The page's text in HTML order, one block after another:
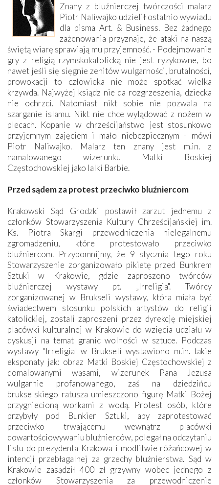
Znany z bluźnierczej twórczości malarz
Piotr Naliwajko udzielił ostatnio wywiadu
dla pisma Art. & Business. Bez żadnego
zażenowania przyznaje, że ataki na naszą
świętą wiarę sprawiają mu przyjemność. - Podejmowanie
gry z religią rzymskokatolicką nie jest ryzykowne, bo
nawet jeśli się sięgnie zenitów wulgarności, brutalności,
prowokacji to człowieka nie może spotkać wielka
krzywda. Najwyżej ksiądz nie da rozgrzeszenia, dziecka
nie ochrzci. Natomiast nikt sobie nie pozwala na
szarganie islamu. Nikt nie chce wylądować z nożem w
plecach. Kopanie w chrześcijaństwo jest stosunkowo
przyjemnym zajęciem i mało niebezpiecznym - mówi
Piotr Naliwajko. Malarz ten znany jest m.in. z
namalowanego wizerunku Matki Boskiej
Częstochowskiej jako lalki Barbie.
Przed sądem za protest przeciwko bluźniercom
Krakowski Sąd Grodzki postawił zarzut jednemu z
członków Stowarzyszenia Kultury Chrześcijańskiej im.
Ks. Piotra Skargi przewodniczenia nielegalnemu
zgromadzeniu, które protestowało przeciwko
bluźniercom. Przypomnijmy, że 9 stycznia tego roku
Stowarzyszenie zorganizowało pikietę przed Bunkrem
Sztuki w Krakowie, gdzie zaproszono twórców
bluźnierczej wystawy pt. „Irreligia". Twórcy
zorganizowanej w Brukseli wystawy, która miała być
świadectwem stosunku polskich artystów do religii
katolickiej, zostali zaproszeni przez dyrekcję miejskiej
placówki kulturalnej w Krakowie do wzięcia udziału w
dyskusji na temat granic wolności w sztuce. Podczas
wystawy "Irreligia" w Brukseli wystawiono m.in. takie
eksponaty jak: obraz Matki Boskiej Częstochowskiej z
domalowanymi wąsami, wizerunek Pana Jezusa
wulgarnie profanowanego, zaś na dziedzińcu
brukselskiego ratusza umieszczono figurę Matki Bożej
przygniecioną workami z wodą. Protest osób, które
przybyły pod Bunkier Sztuki, aby zaprotestować
przeciwko trwającemu wewnątrz placówki
dowartościowywaniu bluźnierców, polegał na odczytaniu
listu do prezydenta Krakowa i modlitwie różańcowej w
intencji przebłagalnej za grzechy bluźnierstwa. Sąd w
Krakowie zasądził 400 zł grzywny wobec jednego z
członków Stowarzyszenia za przewodniczenie